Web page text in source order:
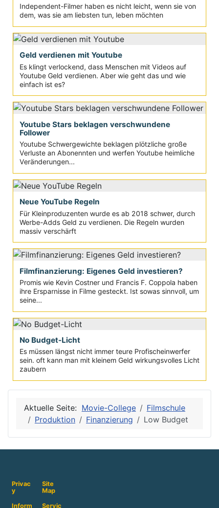
Independent-Filmer haben es nicht leicht, wenn sie von
dem, was sie am liebsten tun, leben möchten
Geld verdienen mit Youtube
Es klingt verlockend, dass Menschen mit Videos auf
Youtube Geld verdienen. Aber wie geht das und wie
einfach ist es?
Youtube Stars beklagen verschwundene
Follower
Youtube Schwergewichte beklagen plötzliche große
Verluste an Abonennten und werfen Youtube heimliche
Veränderungen...
Neue YouTube Regeln
Für Kleinproduzenten wurde es ab 2018 schwer, durch
Werbe-Adds Geld zu verdienen. Die Regeln wurden
massiv verschärft
Filmfinanzierung: Eigenes Geld investieren?
Promis wie Kevin Costner und Francis F. Coppola haben
ihre Ersparnisse in Filme gesteckt. Ist sowas sinnvoll, um
seine...
No Budget-Licht
Es müssen längst nicht immer teure Profischeinwerfer
sein. oft kann man mit kleinem Geld wirkungsvolles Licht
zaubern
Aktuelle Seite: Movie-College
Filmschule
Produktion
Finanzierung Low Budget
Privac
y
Site
Map
Inform Servic